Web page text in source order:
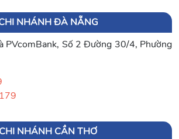
NHÁNH ĐÀ NẴNG
PVcomBank, Số 2 Đường 30/4, Phường
CHI NHÁNH CẦN THƠ